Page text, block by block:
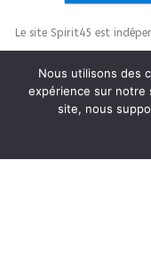
Le site Spirit45 est
This site
Nous utilisons des
expérience sur notre
site, nous